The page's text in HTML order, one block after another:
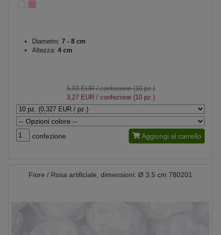
Diametro: 7 - 8 cm
Altezza: 4 cm
5,03 EUR/ confezione (10 pz.)
3,27 EUR/ confezione (10 pz.)
confezione Aggiungi al carrello
Fiore / Rosa artificiale, dimensioni: Ø 3,5 cm 780201